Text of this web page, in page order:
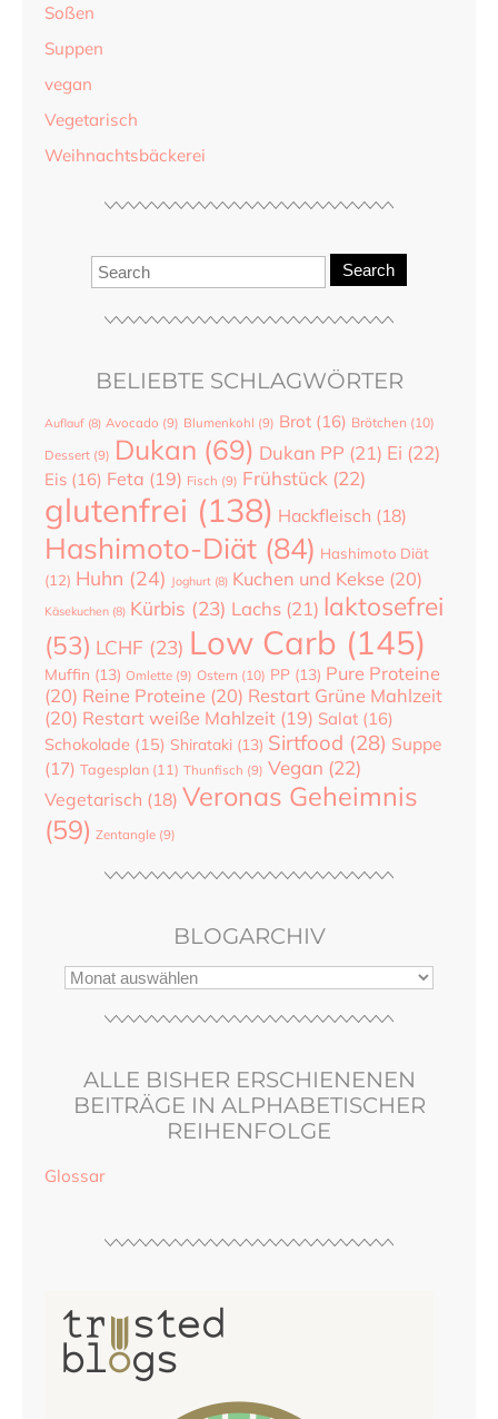
Soßen
Suppen
vegan
Vegetarisch
Weihnachtsbäckerei
Search
BELIEBTE SCHLAGWÖRTER
Auflauf (8) Avocado (9) Blumenkohl (9) Brot (16) Brötchen (10)
Dessert (9) Dukan (69) Dukan PP (21) Ei (22)
Eis (16) Feta (19) Fisch (9) Frühstück (22)
glutenfrei (138) Hackfleisch (18)
Hashimoto-Diät (84) Hashimoto Diät
(12) Huhn (24) Joghurt (8) Kuchen und Kekse (20)
Käsekuchen (8) Kürbis (23) Lachs (21) laktosefrei
(53) LCHF (23) Low Carb (145)
Muffin (13) Omlette (9) Ostern (10) PP (13) Pure Proteine
(20) Reine Proteine (20) Restart Grüne Mahlzeit
(20) Restart weiße Mahlzeit (19) Salat (16)
Schokolade (15) Shirataki (13) Sirtfood (28) Suppe
(17) Tagesplan (11) Thunfisch (9) Vegan (22)
Vegetarisch (18) Veronas Geheimnis
(59) Zentangle (9)
BLOGARCHIV
ALLE BISHER ERSCHIENENEN
BEITRÄGE IN ALPHABETISCHER
REIHENFOLGE
Glossar